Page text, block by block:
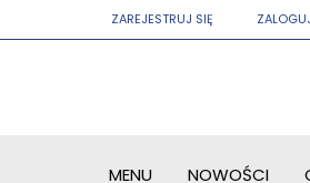
ZAREJESTRUJ SIĘ
MENU NOWOŚCI